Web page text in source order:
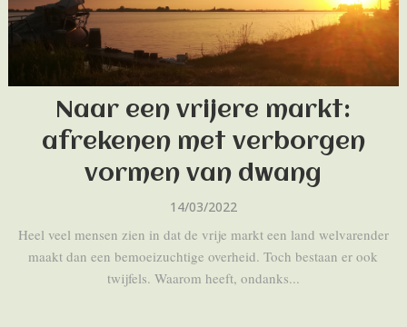
Naar een vrijere markt:
afrekenen met verborgen
vormen van dwang
14/03/2022
Heel veel mensen zien in dat de vrije markt een land welvarender
maakt dan een bemoeizuchtige overheid. Toch bestaan er ook
twijfels. Waarom heeft, ondanks...